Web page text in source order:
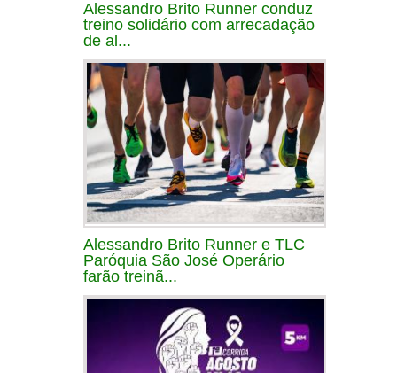
Alessandro Brito Runner conduz
treino solidário com arrecadação
de al...
Alessandro Brito Runner e TLC
Paróquia São José Operário
farão treinã...